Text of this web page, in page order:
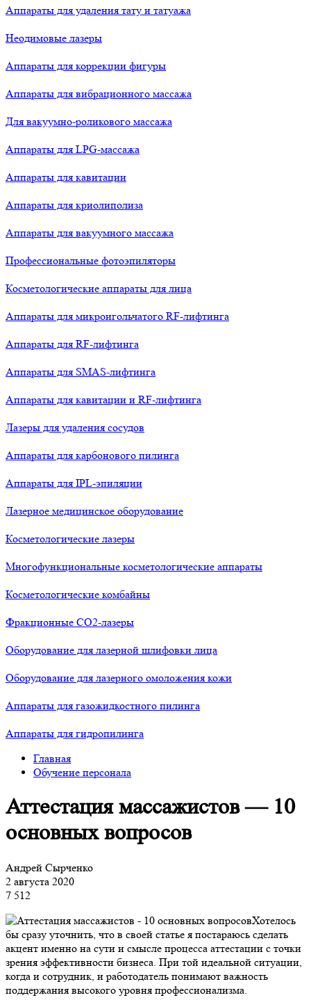
Аппараты для удаления тату и татуажа
Неодимовые лазеры
Аппараты для коррекции фигуры
Аппараты для вибрационного массажа
Для вакуумно-роликового массажа
Аппараты для LPG-массажа
Аппараты для кавитации
Аппараты для криолиполиза
Аппараты для вакуумного массажа
Профессиональные фотоэпиляторы
Косметологические аппараты для лица
Аппараты для микроигольчатого RF-лифтинга
Аппараты для RF-лифтинга
Аппараты для SMAS-лифтинга
Аппараты для кавитации и RF-лифтинга
Лазеры для удаления сосудов
Аппараты для карбонового пилинга
Аппараты для IPL-эпиляции
Лазерное медицинское оборудование
Косметологические лазеры
Многофункциональные косметологические аппараты
Косметологические комбайны
Фракционные СО2-лазеры
Оборудование для лазерной шлифовки лица
Оборудование для лазерного омоложения кожи
Аппараты для газожидкостного пилинга
Аппараты для гидропилинга
Главная
Обучение персонала
Аттестация массажистов — 10
основных вопросов
Андрей Сырченко
2 августа 2020
7 512
Хотелось
бы сразу уточнить, что в своей статье я постараюсь сделать
акцент именно на сути и смысле процесса аттестации с точки
зрения эффективности бизнеса. При той идеальной ситуации,
когда и сотрудник, и работодатель понимают важность
поддержания высокого уровня профессионализма.